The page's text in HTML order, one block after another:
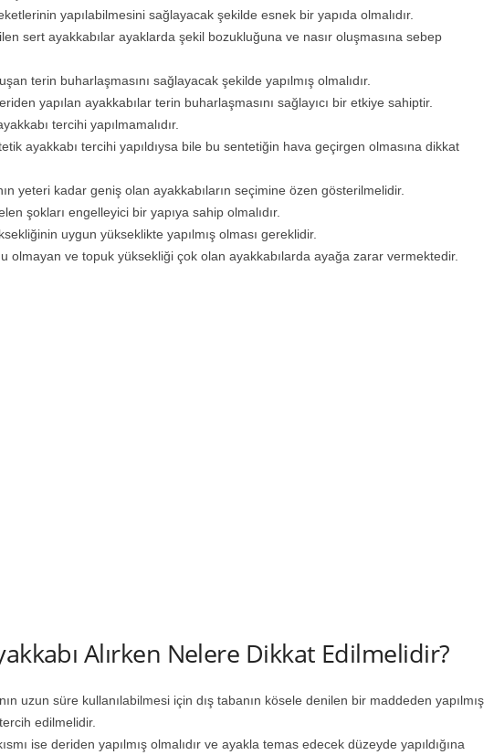
yapılabilmesini sağlayacak şekilde esnek bir yapıda olmalıdır.
sert ayakkabılar ayaklarda şekil bozukluğuna ve nasır oluşmasına sebep
terin buharlaşmasını sağlayacak şekilde yapılmış olmalıdır.
yapılan ayakkabılar terin buharlaşmasını sağlayıcı bir etkiye sahiptir.
tercihi yapılmamalıdır.
ayakkabı tercihi yapıldıysa bile bu sentetiğin hava geçirgen olmasına dikkat
yeteri kadar geniş olan ayakkabıların seçimine özen gösterilmelidir.
şokları engelleyici bir yapıya sahip olmalıdır.
uygun yükseklikte yapılmış olması gereklidir.
olmayan ve topuk yüksekliği çok olan ayakkabılarda ayağa zarar vermektedir.
Alırken Nelere Dikkat Edilmelidir?
uzun süre kullanılabilmesi için dış tabanın kösele denilen bir maddeden yapılmış
edilmelidir.
ise deriden yapılmış olmalıdır ve ayakla temas edecek düzeyde yapıldığına